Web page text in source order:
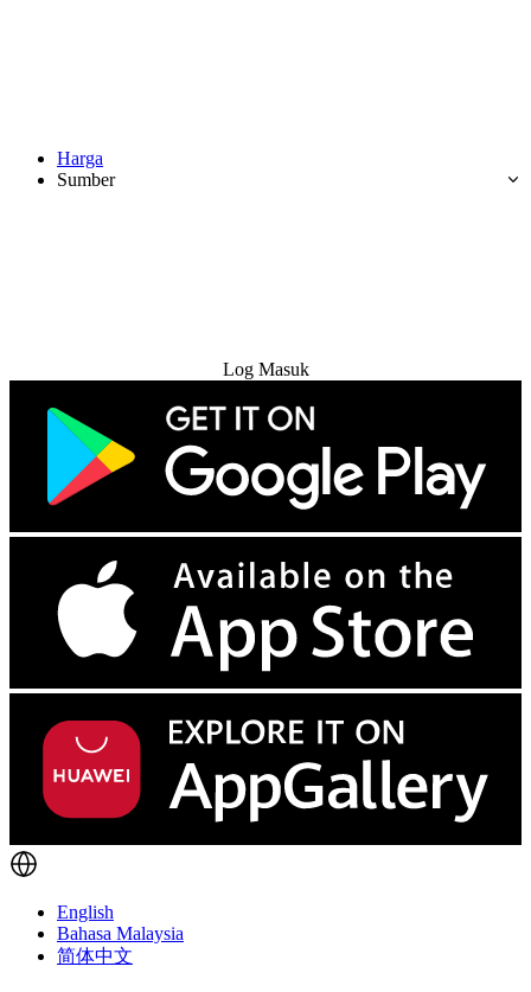
Harga
Sumber
Log Masuk
English
Bahasa Malaysia
简体中文